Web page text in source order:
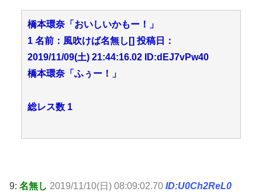
橋本環奈「おいしいかもー！」
1 名前：風吹けば名無し[] 投稿日：
2019/11/09(土) 21:44:16.02 ID:dEJ7vPw40
橋本環奈「ふぅー！」
総レス数 1
9: 名無し 2019/11/10(日) 08:09:02.70 ID:U0Ch2ReL0